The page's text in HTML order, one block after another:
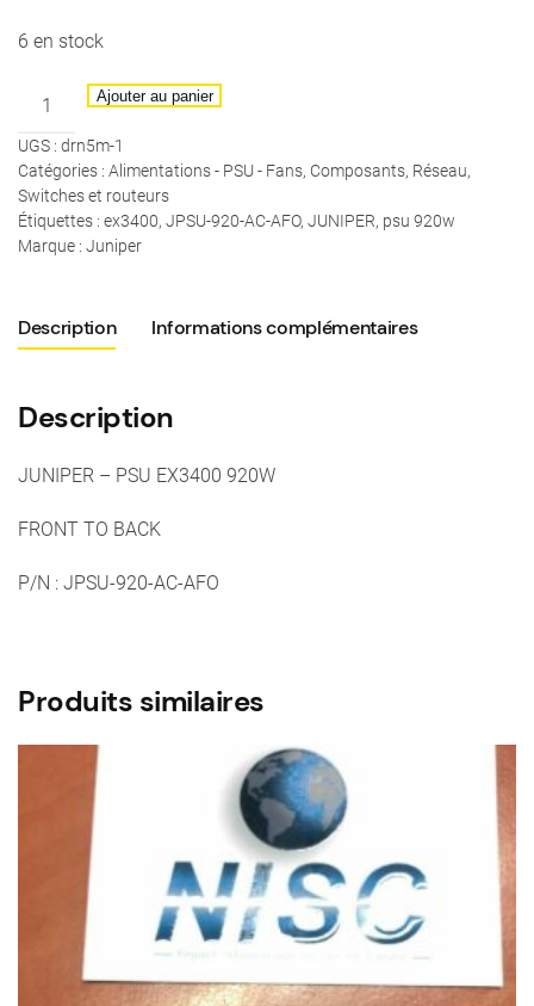
6 en stock
quantité
JUNIPER
-
PSU
EX3400
FRONT
:
920-
AC-
Ajouter au panier
UGS : drn5m-1
Catégories : Alimentations - PSU - Fans, Composants, Réseau,
Switches et routeurs
Étiquettes : ex3400, JPSU-920-AC-AFO, JUNIPER, psu 920w
Marque : Juniper
Description Informations complémentaires
Description
JUNIPER – PSU EX3400 920W
FRONT TO BACK
P/N : JPSU-920-AC-AFO
Produits similaires